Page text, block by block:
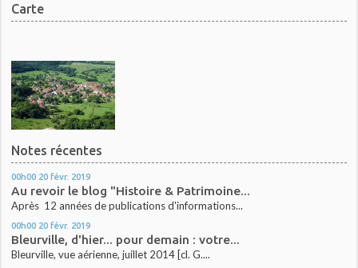
Carte
Notes récentes
00h00 20 févr. 2019
Au revoir le blog "Histoire & Patrimoine...
Après 12 années de publications d'informations...
00h00 20 févr. 2019
Bleurville, d'hier... pour demain : votre...
Bleurville, vue aérienne, juillet 2014 [cl. G....